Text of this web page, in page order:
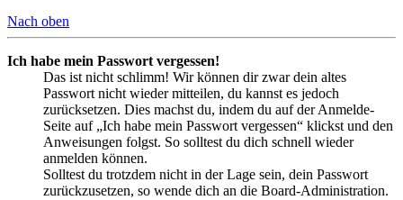
Nach oben
Ich habe mein Passwort vergessen!
Das ist nicht schlimm! Wir können dir zwar dein altes
Passwort nicht wieder mitteilen, du kannst es jedoch
zurücksetzen. Dies machst du, indem du auf der Anmelde-
Seite auf „Ich habe mein Passwort vergessen“ klickst und den
Anweisungen folgst. So solltest du dich schnell wieder
anmelden können.
Solltest du trotzdem nicht in der Lage sein, dein Passwort
zurückzusetzen, so wende dich an die Board-Administration.